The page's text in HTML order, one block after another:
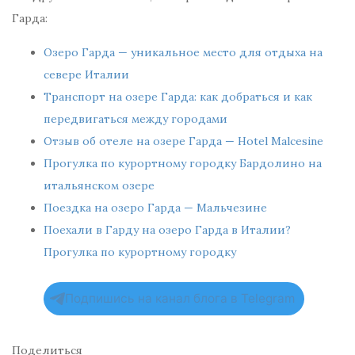
Гарда:
Озеро Гарда — уникальное место для отдыха на
севере Италии
Транспорт на озере Гарда: как добраться и как
передвигаться между городами
Отзыв об отеле на озере Гарда — Hotel Malcesine
Прогулка по курортному городку Бардолино на
итальянском озере
Поездка на озеро Гарда — Мальчезине
Поехали в Гарду на озеро Гарда в Италии?
Прогулка по курортному городку
Подпишись на канал блога в Telegram
Поделиться